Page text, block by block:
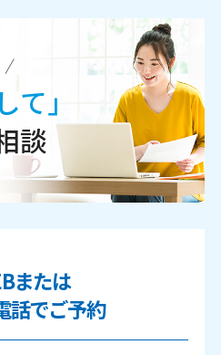
て」
談
または
話でご予約